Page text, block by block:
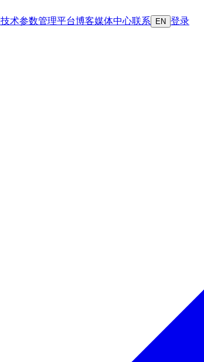
技术参数管理平台博客媒体中心联系 EN 登录